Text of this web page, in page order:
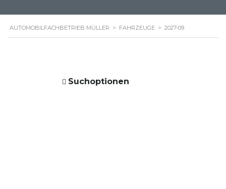
AUTOMOBILFACHBETRIEB MÜLLER > FAHRZEUGE > 2027-09
Suchoptionen